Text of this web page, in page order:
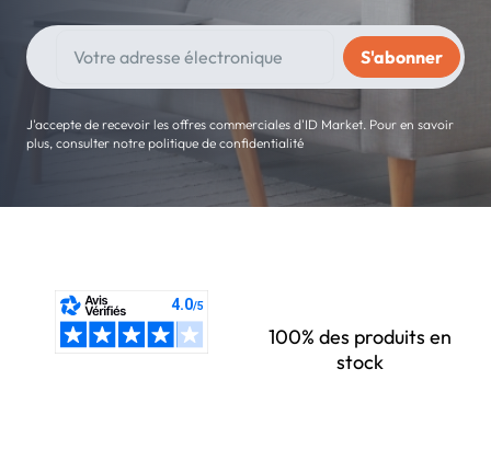
J'accepte de recevoir les offres commerciales d'ID Market. Pour en savoir
plus, consulter notre politique de confidentialité
100% des produits en
stock